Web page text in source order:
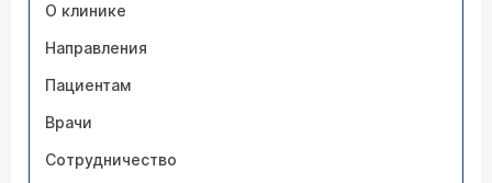
О клинике
Направления
Пациентам
Врачи
Сотрудничество